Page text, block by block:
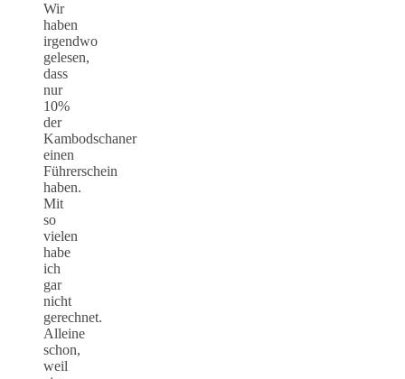
Wir
haben
irgendwo
gelesen,
dass
nur
10%
der
Kambodschaner
einen
Führerschein
haben.
Mit
so
vielen
habe
ich
gar
nicht
gerechnet.
Alleine
schon,
weil